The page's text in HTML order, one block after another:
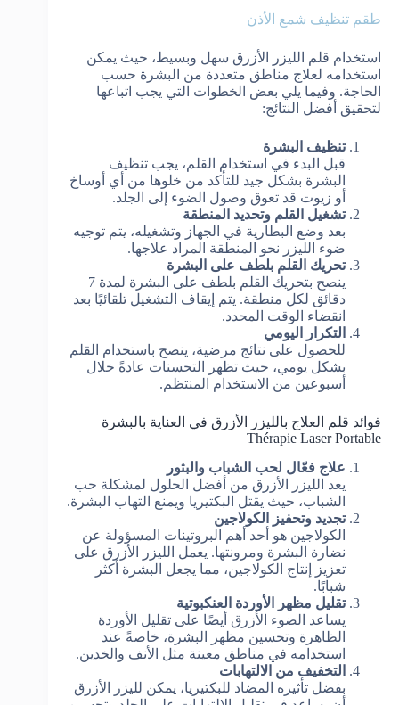
طقم تنظيف شمع الأذن
استخدام قلم الليزر الأزرق سهل وبسيط، حيث يمكن
استخدامه لعلاج مناطق متعددة من البشرة حسب
الحاجة. وفيما يلي بعض الخطوات التي يجب اتباعها
لتحقيق أفضل النتائج:
تنظيف البشرة
قبل البدء في استخدام القلم، يجب تنظيف
البشرة بشكل جيد للتأكد من خلوها من أي أوساخ
أو زيوت قد تعوق وصول الضوء إلى الجلد.
تشغيل القلم وتحديد المنطقة
بعد وضع البطارية في الجهاز وتشغيله، يتم توجيه
ضوء الليزر نحو المنطقة المراد علاجها.
تحريك القلم بلطف على البشرة
ينصح بتحريك القلم بلطف على البشرة لمدة 7
دقائق لكل منطقة. يتم إيقاف التشغيل تلقائيًا بعد
انقضاء الوقت المحدد.
التكرار اليومي
للحصول على نتائج مرضية، ينصح باستخدام القلم
بشكل يومي، حيث تظهر التحسنات عادةً خلال
أسبوعين من الاستخدام المنتظم.
فوائد قلم العلاج بالليزر الأزرق في العناية بالبشرة
Thérapie Laser Portable
علاج فعّال لحب الشباب والبثور
يعد الليزر الأزرق من أفضل الحلول لمشكلة حب
الشباب، حيث يقتل البكتيريا ويمنع التهاب البشرة.
تجديد وتحفيز الكولاجين
الكولاجين هو أحد أهم البروتينات المسؤولة عن
نضارة البشرة ومرونتها. يعمل الليزر الأزرق على
تعزيز إنتاج الكولاجين، مما يجعل البشرة أكثر
شبابًا.
تقليل مظهر الأوردة العنكبوتية
يساعد الضوء الأزرق أيضًا على تقليل الأوردة
الظاهرة وتحسين مظهر البشرة، خاصةً عند
استخدامه في مناطق معينة مثل الأنف والخدين.
التخفيف من الالتهابات
بفضل تأثيره المضاد للبكتيريا، يمكن لليزر الأزرق